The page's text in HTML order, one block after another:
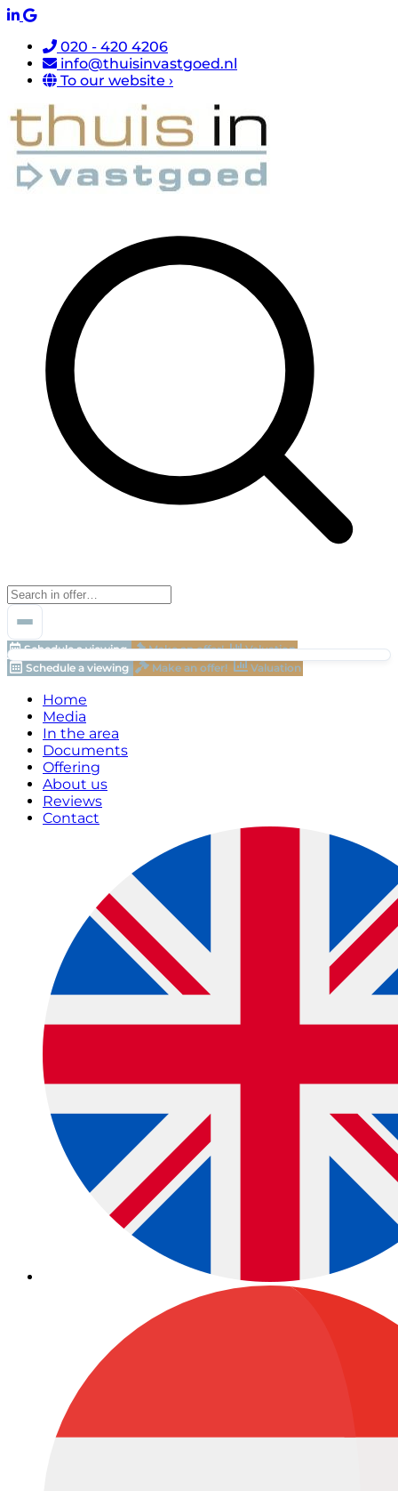
020 - 420 4206
info@thuisinvastgoed.nl
To our website ›
Schedule a viewing Make an offer!
Valuation
Schedule a viewing
Make an offer! Valuation
Home
Media
In the area
Documents
Offering
About us
Reviews
Contact